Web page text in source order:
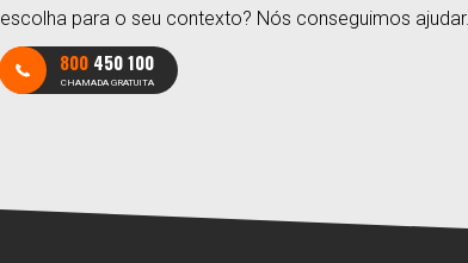
escolha para o seu contexto? Nós conseguimos ajudar.
800 450 100
CHAMADA GRATUITA